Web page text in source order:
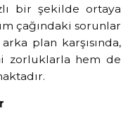
bir şekilde ortaya
çağındaki sorunlar
plan karşısında,
zorluklarla hem de